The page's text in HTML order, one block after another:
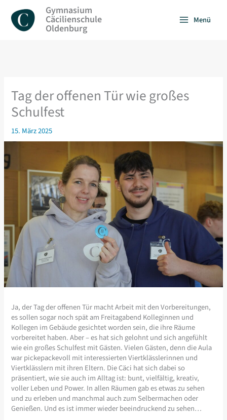
Inhalt
springen
Gymnasium
Cäcilienschule
Oldenburg
Menü
Tag der offenen Tür wie großes
Schulfest
15. März 2025
Ja, der Tag der offenen Tür macht Arbeit mit den Vorbereitungen,
es sollen sogar noch spät am Freitagabend Kolleginnen und
Kollegen im Gebäude gesichtet worden sein, die ihre Räume
vorbereitet haben. Aber – es hat sich gelohnt und sich angefühlt
wie ein großes Schulfest mit Gästen. Vielen Gästen, denn die Aula
war pickepackevoll mit interessierten Viertklässlerinnen und
Viertklässlern mit ihren Eltern. Die Cäci hat sich dabei so
präsentiert, wie sie auch im Alltag ist: bunt, vielfältig, kreativ,
voller Leben und Power. In allen Räumen gab es etwas zu sehen
und zu erleben und manchmal auch zum Selbermachen oder
Genießen. Und es ist immer wieder beeindruckend zu sehen…